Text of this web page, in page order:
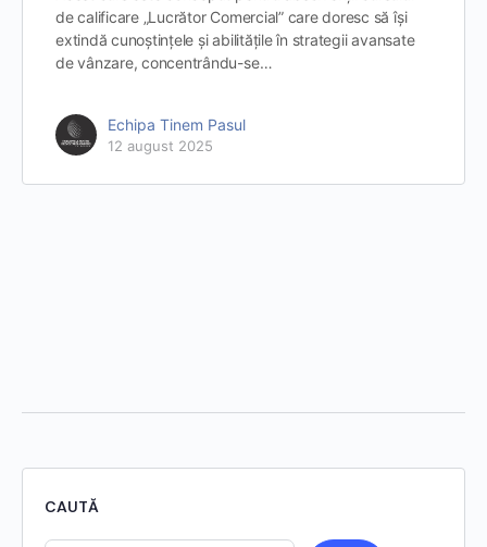
de calificare „Lucrător Comercial” care doresc să își
extindă cunoștințele și abilitățile în strategii avansate
de vânzare, concentrându-se…
Echipa Tinem Pasul
12 august 2025
CAUTĂ